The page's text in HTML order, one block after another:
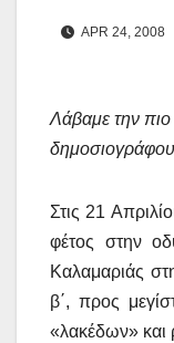
APR 24, 2008
Λάβαμε την
Στις 21
φέτος στην
Καλαμαριάς
β΄, προς
«λακέδων» και